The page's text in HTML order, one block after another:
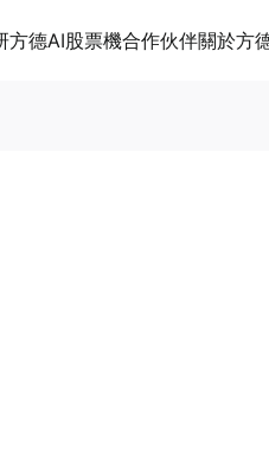
方德AI股票機合作伙伴關於方